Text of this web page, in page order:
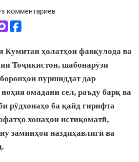
комментариев
Кумитаи ҳолатҳои фавқулода ва
Тоҷикистон, шабонарӯзи
пуршиддат дар
омадани сел, раъду барқ ва
рӯдхонаҳо ба қайд гирифта
хонаҳои истиқоматӣ,
заминҳои наздиҳавлигӣ ва